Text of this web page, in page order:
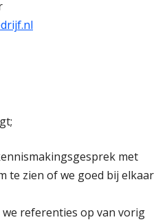
met
te zien of we goed bij elkaar
referenties op van vorig